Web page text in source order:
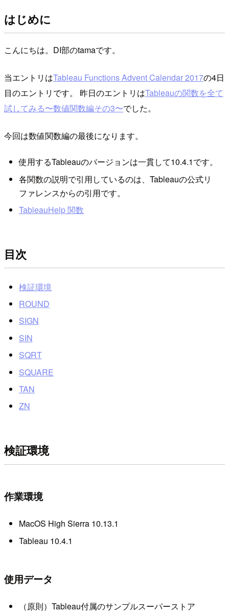
はじめに
こんにちは。DI部のtamaです。
当エントリはTableau Functions Advent Calendar 2017の4日
目のエントリです。 昨日のエントリはTableauの関数を全て
試してみる〜数値関数編その3〜でした。
今回は数値関数編の最後になります。
使用するTableauのバージョンは一貫して10.4.1です。
各関数の説明で引用しているのは、Tableauの公式リ
ファレンスからの引用です。
TableauHelp 関数
目次
検証環境
ROUND
SIGN
SIN
SQRT
SQUARE
TAN
ZN
検証環境
作業環境
MacOS High Sierra 10.13.1
Tableau 10.4.1
使用データ
（原則）Tableau付属のサンプルスーパーストア